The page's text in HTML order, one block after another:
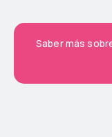
Saber más